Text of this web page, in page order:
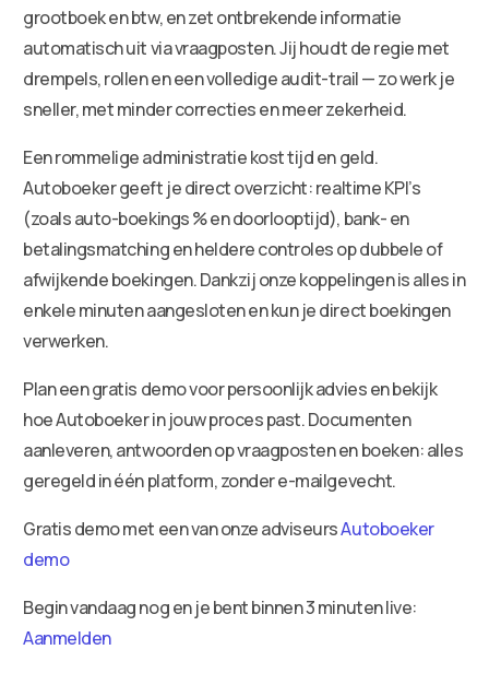
grootboek en btw, en zet ontbrekende informatie
automatisch uit via vraagposten. Jij houdt de regie met
drempels, rollen en een volledige audit-trail — zo werk je
sneller, met minder correcties en meer zekerheid.
Een rommelige administratie kost tijd en geld.
Autoboeker geeft je direct overzicht: realtime KPI’s
(zoals auto-boekings % en doorlooptijd), bank- en
betalingsmatching en heldere controles op dubbele of
afwijkende boekingen. Dankzij onze koppelingen is alles in
enkele minuten aangesloten en kun je direct boekingen
verwerken.
Plan een gratis demo voor persoonlijk advies en bekijk
hoe Autoboeker in jouw proces past. Documenten
aanleveren, antwoorden op vraagposten en boeken: alles
geregeld in één platform, zonder e-mailgevecht.
Gratis demo met een van onze adviseursAutoboeker
demo
Begin vandaag nog en je bent binnen 3 minuten live:
Aanmelden